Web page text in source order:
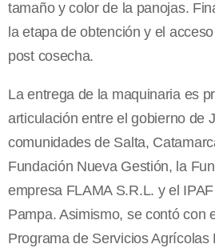
tamaño y color de la panojas.
la etapa de obtención y el
post cosecha.
La entrega de la maquinaria es
articulación entre el gobierno de
comunidades de Salta,
Fundación Nueva Gestión, la
empresa FLAMA S.R.L. y el
Pampa. Asimismo, se contó con
Programa de Servicios Agrícolas